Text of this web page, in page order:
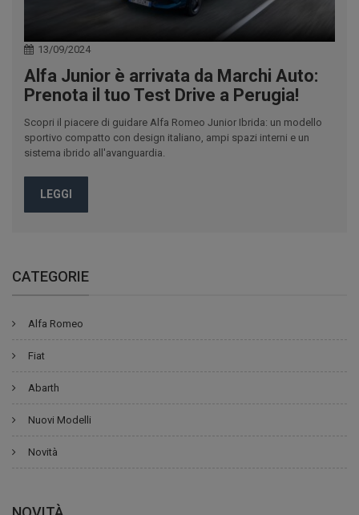
13/09/2024
Alfa Junior è arrivata da Marchi Auto:
Prenota il tuo Test Drive a Perugia!
Scopri il piacere di guidare Alfa Romeo Junior Ibrida: un modello
sportivo compatto con design italiano, ampi spazi interni e un
sistema ibrido all'avanguardia.
LEGGI
CATEGORIE
Alfa Romeo
Fiat
Abarth
Nuovi Modelli
Novità